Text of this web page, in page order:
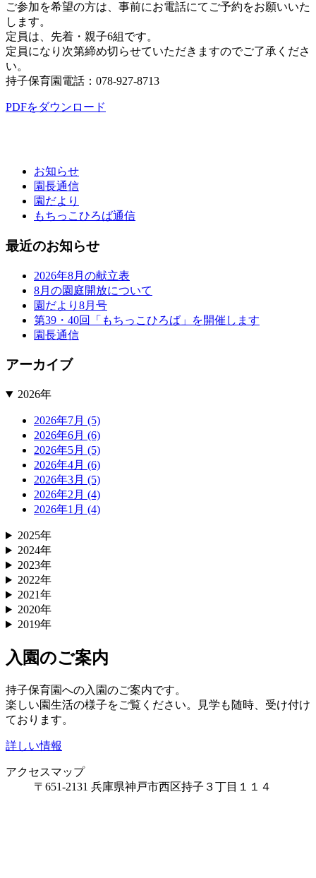
ご参加を希望の方は、事前にお電話にてご予約をお願いいた
します。
定員は、先着・親子6組です。
定員になり次第締め切らせていただきますのでご了承くださ
い。
持子保育園電話：078-927-8713
PDFをダウンロード
お知らせ
園長通信
園だより
もちっこひろば通信
最近のお知らせ
2026年8月の献立表
8月の園庭開放について
園だより8月号
第39・40回「もちっこひろば」を開催します
園長通信
アーカイブ
2026年
2026年7月 (5)
2026年6月 (6)
2026年5月 (5)
2026年4月 (6)
2026年3月 (5)
2026年2月 (4)
2026年1月 (4)
2025年
2024年
2023年
2022年
2021年
2020年
2019年
入園のご案内
持子保育園への入園のご案内です。
楽しい園生活の様子をご覧ください。見学も随時、受け付け
ております。
詳しい情報
アクセスマップ
〒651-2131 兵庫県神戸市西区持子３丁目１１４